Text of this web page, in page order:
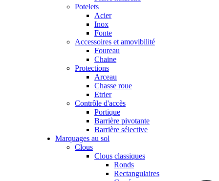
Potelets
Acier
Inox
Fonte
Accessoires et amovibilité
Foureau
Chaine
Protections
Arceau
Chasse roue
Etrier
Contrôle d'accès
Portique
Barrière pivotante
Barrière sélective
Marquages au sol
Clous
Clous classiques
Ronds
Rectangulaires